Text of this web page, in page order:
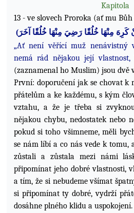
Kapitola
13 - ve slovech Proroka (ať mu
كَرِهَ مِنْهَا خُلُقًا رَضِيَ مِنْهَا خُلُقًا آخَرَ)
„Ať není věřící muž nenávistný
nemá rád nějakou její
(zaznamenal ho Muslim) jsou dvě
První: doporučení jak se chovat k
přátelům a ke každému, s kým
vztahu, a že je třeba si
nějakou chybu, nedostatek nebo
pokud si toho všimneme, měli
se nám líbí a co nás vede k tomu,
zůstali a zůstala mezi námi
připomínat jeho dobré vlastnosti,
a tím, že si nebudeme všímat
si připomínat ty dobré, vydrží
dosáhne plného klidu a uspokojení.